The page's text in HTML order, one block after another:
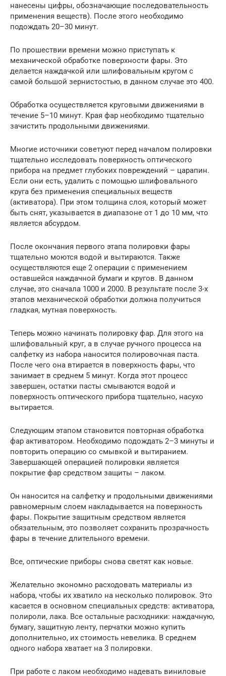
нанесены цифры, обозначающие последовательность
применения веществ). После этого необходимо
подождать 20–30 минут.
По прошествии времени можно приступать к
механической обработке поверхности фары. Это
делается наждачкой или шлифовальным кругом с
самой большой зернистостью, в данном случае это 400.
Обработка осуществляется круговыми движениями в
течение 5–10 минут. Края фар необходимо тщательно
зачистить продольными движениями.
Многие источники советуют перед началом полировки
тщательно исследовать поверхность оптического
прибора на предмет глубоких повреждений – царапин.
Если они есть, удалить с помощью шлифовального
круга без применения специальных веществ
(активатора). При этом толщина слоя, который может
быть снят, указывается в диапазоне от 1 до 10 мм, что
является абсурдом.
После окончания первого этапа полировки фары
тщательно моются водой и вытираются. Также
осуществляются еще 2 операции с применением
оставшейся наждачной бумаги и кругов. В данном
случае, это сначала 1000 и 2000. В результате после 3-х
этапов механической обработки должна получиться
гладкая, мутная поверхность.
Теперь можно начинать полировку фар. Для этого на
шлифовальный круг, а в случае ручного процесса на
салфетку из набора наносится полировочная паста.
После чего она втирается в поверхность фары, что
занимает в среднем 5 минут. Когда этот процесс
завершен, остатки пасты смываются водой и
поверхность оптического прибора тщательно, насухо
вытирается.
Следующим этапом становится повторная обработка
фар активатором. Необходимо подождать 2–3 минуты и
повторить операцию со смывкой и вытиранием.
Завершающей операцией полировки является
покрытие фар средством защиты – лаком.
Он наносится на салфетку и продольными движениями
равномерным слоем накладывается на поверхность
фары. Покрытие защитным средством является
обязательным, это позволяет сохранить прозрачность
фары в течение длительного времени.
Все, оптические приборы снова светят как новые.
Желательно экономно расходовать материалы из
набора, чтобы их хватило на несколько полировок. Это
касается в основном специальных средств: активатора,
полироли, лака. Все остальные расходники: наждачную,
бумагу, защитную ленту, перчатки можно купить
дополнительно, их стоимость невелика. В среднем
одного набора хватает на 3 полировки.
При работе с лаком необходимо надевать виниловые